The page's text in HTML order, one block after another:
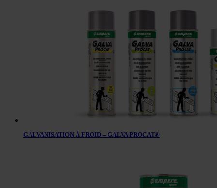
GALVANISATION À FROID – GALVA PROCAT®